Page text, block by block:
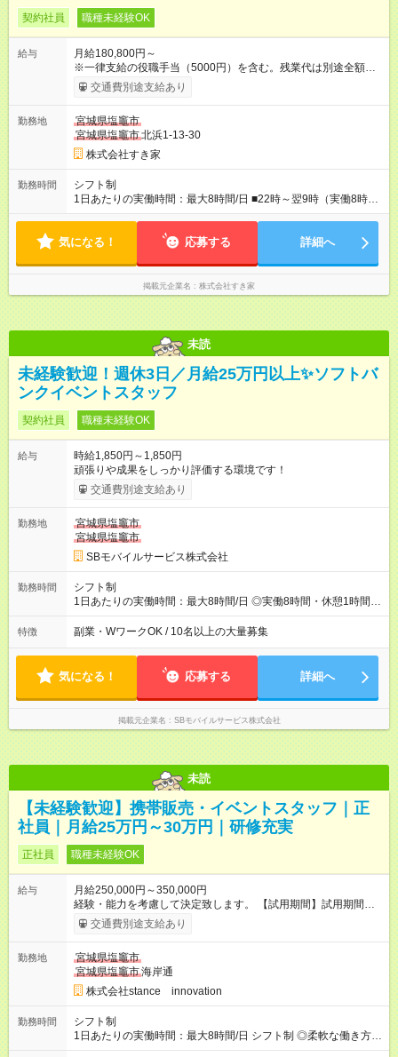
契約社員 職種未経験OK
給与
月給180,800円～
※一律支給の役職手当（5000円）を含む。残業代は別途全額支
給。 ※深夜勤務手当は、残業時間等により変動します。 ※想定
月収27万円以上 ※最大4回昇給のチャンスあり ※賞与年2回支給
交通費別途支給あり
勤務地
宮城県塩竈市
宮城県塩竈市北浜1-13-30
株式会社すき家
勤務時間
シフト制
1日あたりの実働時間：最大8時間/日 ■22時～翌9時（実働8時
間） ※上記はあくまでも一例です。店舗により、時間が前後す
のシフトを組んでいます。 ★各店舗のサポートのために本社に
気になる！ 応募する 詳細へ
掲載元企業名 株式会社すき家
未読
未経験歓迎！週休3日／月給25万円以上✨ソフトバ
ンクイベントスタッフ
契約社員 職種未経験OK
給与
時給1,850円～1,850円
頑張りや成果をしっかり評価する環境です！
交通費別途支給あり
勤務地
宮城県塩竈市
宮城県塩竈市
SBモバイルサービス株式会社
勤務時間
シフト制
1日あたりの実働時間：最大8時間/日 ◎実働8時間・休憩1時間 ◎
残業は月平均5時間程度です
特徴 副業・WワークOK / 10名以上の大量募集
気になる！ 応募する 詳細へ
掲載元企業名 SBモバイルサービス株式会社
未読
【未経験歓迎】携帯販売・イベントスタッフ｜正
社員｜月給25万円～30万円｜研修充実
正社員 職種未経験OK
給与
月給250,000円～350,000円
経験・能力を考慮して決定致します。 【試用期間】試用期間な
し 交通費別途支給あり
勤務地
宮城県塩竈市
宮城県塩竈市海岸通
株式会社stance innovation
勤務時間
シフト制
1日あたりの実働時間：最大8時間/日 シフト制 ◎柔軟な働き方が
叶う └毎月シフト調整OK！ライフスタイルに合わせて働けます